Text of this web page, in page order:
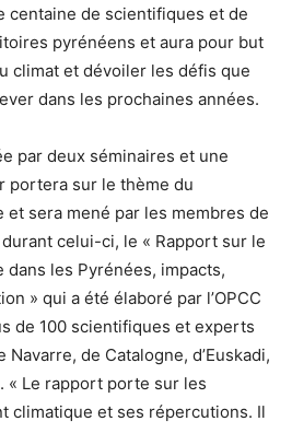
centaine de scientifiques et de
pyrénéens et aura pour but
climat et dévoiler les défis que
dans les prochaines années.
par deux séminaires et une
portera sur le thème du
et sera mené par les membres de
durant celui-ci, le « Rapport sur le
les Pyrénées, impacts,
» qui a été élaboré par l’OPCC
de 100 scientifiques et experts
Navarre, de Catalogne, d’Euskadi,
« Le rapport porte sur les
climatique et ses répercutions. Il